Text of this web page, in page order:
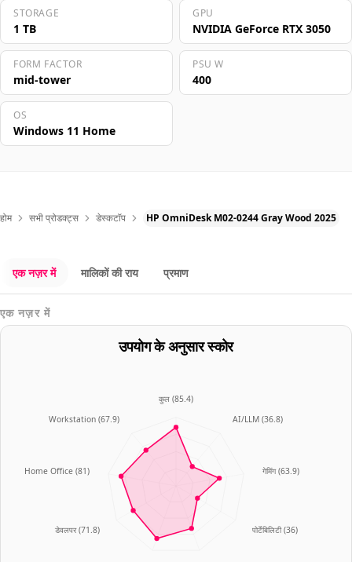
conferencing, and light content creation.
STORAGE
1 TB
GPU
NVIDIA GeForce RTX 3050
FORM FACTOR
mid-tower
PSU W
400
OS
Windows 11 Home
होम सभी प्रोडक्ट्स डेस्कटॉप HP OmniDesk M02-0244 Gray Wood 2025
एक नज़र में मालिकों की राय प्रमाण
एक नज़र में
उपयोग के अनुसार स्कोर
कुल(85.4)
AI/LLM(36.8)
गेमिंग(63.9)
पोर्टेबिलिटी(36)
डेवलपर(71.8)
Home Office (81)
Workstation (67.9)